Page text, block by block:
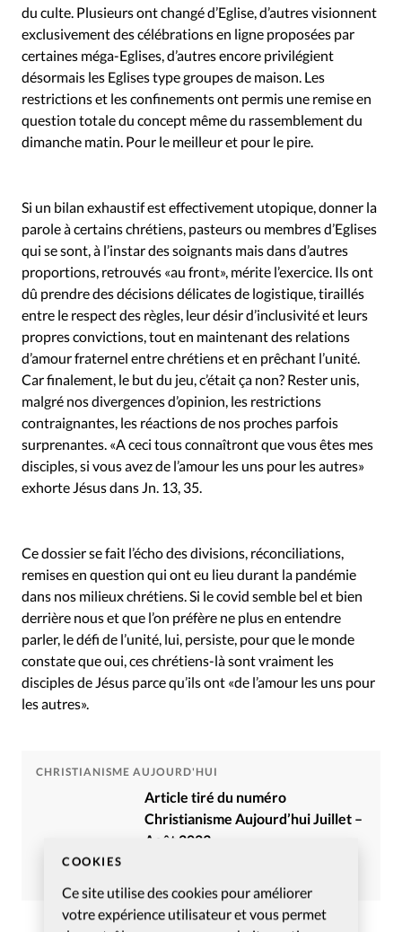
COOKIES
Ce site utilise des cookies pour améliorer
votre expérience utilisateur et vous permet
du culte. Plusieurs ont changé d’Eglise, d’autres visionnent
exclusivement des célébrations en ligne proposées par
certaines méga-Eglises, d’autres encore privilégient
désormais les Eglises type groupes de maison. Les
restrictions et les confinements ont permis une remise en
question totale du concept même du rassemblement du
dimanche matin. Pour le meilleur et pour le pire.
Si un bilan exhaustif est effectivement utopique, donner la
parole à certains chrétiens, pasteurs ou membres d’Eglises
qui se sont, à l’instar des soignants mais dans d’autres
proportions, retrouvés «au front», mérite l’exercice. Ils ont
dû prendre des décisions délicates de logistique, tiraillés
entre le respect des règles, leur désir d’inclusivité et leurs
propres convictions, tout en maintenant des relations
d’amour fraternel entre chrétiens et en prêchant l’unité.
Car finalement, le but du jeu, c’était ça non? Rester unis,
malgré nos divergences d’opinion, les restrictions
contraignantes, les réactions de nos proches parfois
surprenantes. «A ceci tous connaîtront que vous êtes mes
disciples, si vous avez de l’amour les uns pour les autres»
exhorte Jésus dans Jn. 13, 35.
Ce dossier se fait l’écho des divisions, réconciliations,
remises en question qui ont eu lieu durant la pandémie
dans nos milieux chrétiens. Si le covid semble bel et bien
derrière nous et que l’on préfère ne plus en entendre
parler, le défi de l’unité, lui, persiste, pour que le monde
constate que oui, ces chrétiens-là sont vraiment les
disciples de Jésus parce qu’ils ont «de l’amour les uns pour
les autres».
CHRISTIANISME AUJOURD'HUI
Article tiré du numéro
Christianisme Aujourd’hui Juillet –
Août 2023